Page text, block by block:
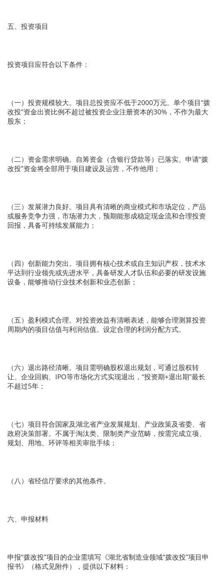
五、投资项目
投资项目应符合以下条件：
（一）投资规模较大。项目总投资应不低于2000万元。单个项目“拨
改投”资金出资比例不超过被投资企业注册资本的30%，不作为最大
股东；
（二）资金需求明确。自筹资金（含银行贷款等）已落实。申请“拨
改投”资金将全部用于项目建设及运营，不作他用；
（三）发展潜力良好。项目具有清晰的商业模式和市场定位，产品
或服务竞争力强，市场潜力大，预期能形成稳定现金流和合理投资
回报，具备可持续发展能力；
（四）创新能力突出。项目拥有核心技术或自主知识产权，技术水
平达到行业领先或先进水平，具备研发人才队伍和必要的研发设施
设备，能够推动行业技术创新和业态创新；
（五）盈利模式合理。对投资效益有清晰表述，能够合理测算投资
周期内的项目估值与利润估值。设定合理的利润分配方式。
（六）退出路径清晰。项目需明确股权退出规划，可通过股权转
让、企业回购、IPO等市场化方式实现退出，“投资期+退出期”最长
不超过5年；
（七）项目符合国家及湖北省产业发展规划、产业政策及省委、省
政府决策部署。不属于淘汰类、限制类产业范畴，按需完成立项、
规划、用地、环评等相关审批手续；
（八）省经信厅要求的其他条件。
六、申报材料
申报“拨改投”项目的企业需填写《湖北省制造业领域“拨改投”项目申
报书》（格式见附件），提供以下材料：